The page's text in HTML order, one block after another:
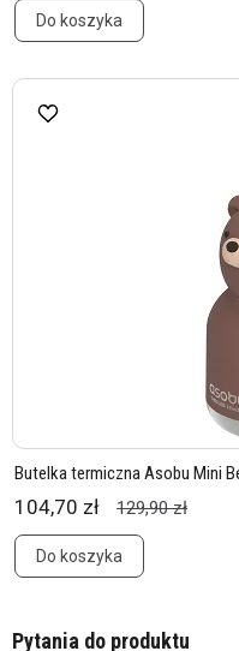
Do koszyka
Butelka termiczna Asobu Mini
104,70 zł 129,90 zł
Do koszyka
Pytania do produktu